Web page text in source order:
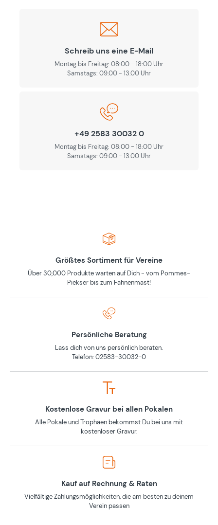
Schreib uns eine E-Mail
Montag bis Freitag: 08:00 - 18:00 Uhr
Samstags: 09.00 - 13.00 Uhr
+49 2583 30032 0
Montag bis Freitag: 08:00 - 18:00 Uhr
Samstags: 09.00 - 13.00 Uhr
Größtes Sortiment für Vereine
Über 30,000 Produkte warten auf Dich - vom Pommes-
Piekser bis zum Fahnenmast!
Persönliche Beratung
Lass dich von uns persönlich beraten.
Telefon: 02583-30032-0
Kostenlose Gravur bei allen Pokalen
Alle Pokale und Trophäen bekommst Du bei uns mit
kostenloser Gravur.
Kauf auf Rechnung & Raten
Vielfältige Zahlungsmöglichkeiten, die am besten zu deinem
Verein passen